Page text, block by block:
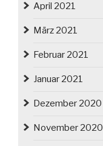
April 2021
März 2021
Februar 2021
Januar 2021
Dezember 2020
November 2020